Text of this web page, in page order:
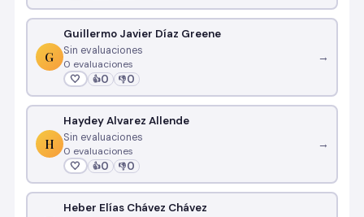
G
Guillermo Javier Díaz Greene
Sin evaluaciones
0 evaluaciones
🤍 👍0 👎0
→
H
Haydey Alvarez Allende
Sin evaluaciones
0 evaluaciones
🤍 👍0 👎0
→
Heber Elías Chávez Chávez